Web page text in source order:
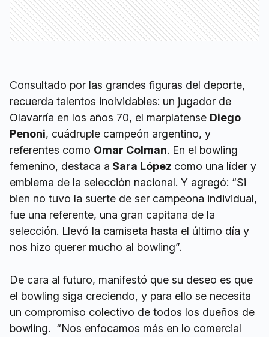
Consultado por las grandes figuras del deporte,
recuerda talentos inolvidables: un jugador de
Olavarría en los años 70, el marplatense Diego
Penoni, cuádruple campeón argentino, y
referentes como Omar Colman. En el bowling
femenino, destaca a Sara López como una líder y
emblema de la selección nacional. Y agregó: “Si
bien no tuvo la suerte de ser campeona individual,
fue una referente, una gran capitana de la
selección. Llevó la camiseta hasta el último día y
nos hizo querer mucho al bowling”.
De cara al futuro, manifestó que su deseo es que
el bowling siga creciendo, y para ello se necesita
un compromiso colectivo de todos los dueños de
bowling. “Nos enfocamos más en lo comercial